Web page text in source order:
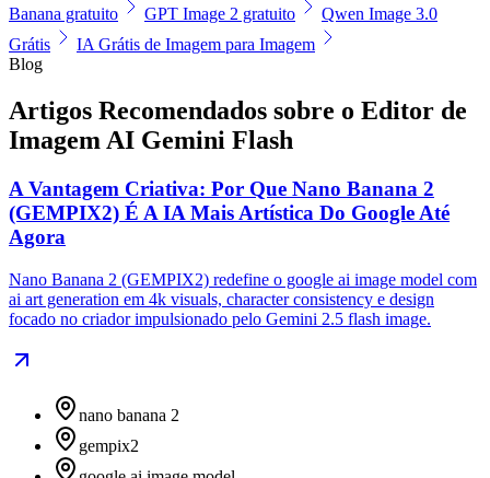
Banana gratuito
GPT Image 2 gratuito
Qwen Image 3.0
Grátis
IA Grátis de Imagem para Imagem
Blog
Artigos Recomendados sobre o Editor de
Imagem AI Gemini Flash
A Vantagem Criativa: Por Que Nano Banana 2
(GEMPIX2) É A IA Mais Artística Do Google Até
Agora
Nano Banana 2 (GEMPIX2) redefine o google ai image model com
ai art generation em 4k visuals, character consistency e design
focado no criador impulsionado pelo Gemini 2.5 flash image.
nano banana 2
gempix2